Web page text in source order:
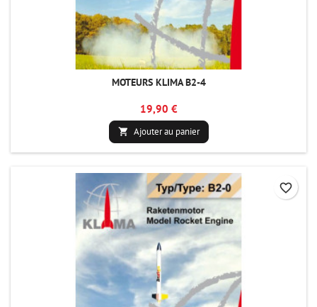
MOTEURS KLIMA B2-4
19,90 €
 Ajouter au panier
favorite_border